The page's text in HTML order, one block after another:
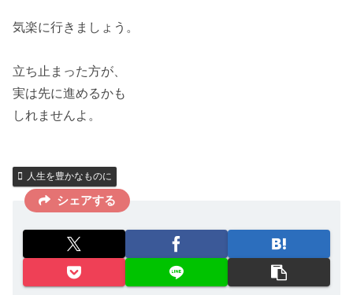
気楽に行きましょう。
立ち止まった方が、
実は先に進めるかも
しれませんよ。
人生を豊かなものに
シェアする